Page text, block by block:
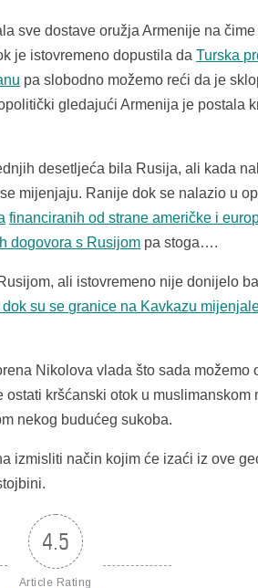
sve dostave oružja Armenije na
je istovremeno dopustila daTurska
pa slobodno možemo reći da je
gledajući Armenija je postala
desetljeća bila Rusija, ali kada
mijenjaju. Ranije dok se nalazio u
financiranih od strane američke i
dogovora s Rusijom pa stoga….
ali istovremeno nije donijelo
su se granice na Kavkazu
Nikolova vlada što sada možemo
kršćanski otok u muslimanskom
nekog budućeg sukoba.
izmisliti način kojim će izaći iz ove
4.5
Article Rating